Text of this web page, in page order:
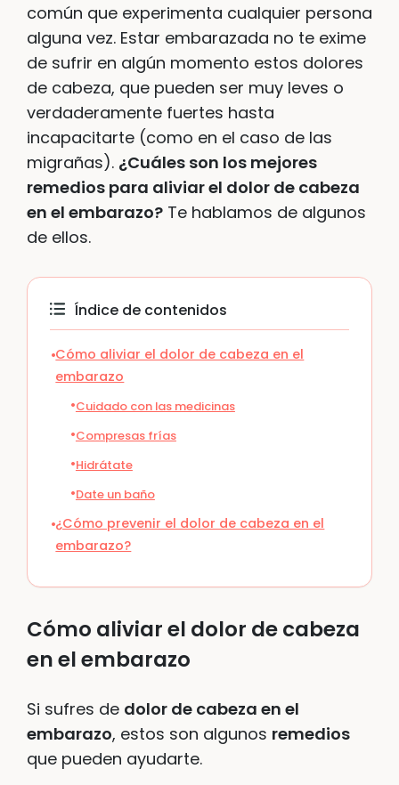
común que experimenta cualquier persona
alguna vez. Estar embarazada no te exime
de sufrir en algún momento estos dolores
de cabeza, que pueden ser muy leves o
verdaderamente fuertes hasta
incapacitarte (como en el caso de las
migrañas). ¿Cuáles son los mejores
remedios para aliviar el dolor de cabeza
en el embarazo? Te hablamos de algunos
de ellos.
Índice de contenidos
Cómo aliviar el dolor de cabeza en el
embarazo
Cuidado con las medicinas
Compresas frías
Hidrátate
Date un baño
¿Cómo prevenir el dolor de cabeza en el
embarazo?
Cómo aliviar el dolor de cabeza
en el embarazo
Si sufres de dolor de cabeza en el
embarazo, estos son algunos remedios
que pueden ayudarte.